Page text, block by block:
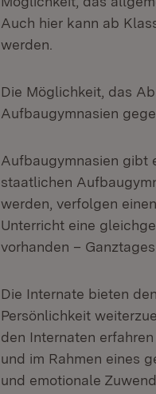
Auch hier kann ab
werden.
Die Möglichkeit, das
Aufbaugymnasien
Aufbaugymnasien gibt
staatlichen
werden, verfolgen
Unterricht eine
vorhanden –
Die Internate bieten
Persönlichkeit
den Internaten
und im Rahmen eines
und emotionale